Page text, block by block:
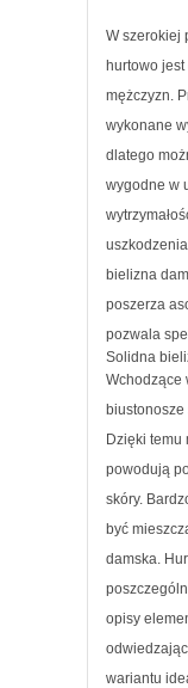
W szerokiej
hurtowo
mężczyzn.
wykonane
dlatego
wygodne w
bielizna
poszerza
pozwala
Solidna
Wchodzące
biustonosze
Dzięki temu
powodują
skóry.
być
damska.
opisy
wariantu